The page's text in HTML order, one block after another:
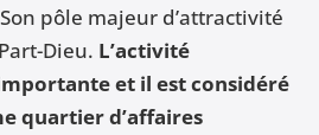
pôle majeur d’attractivité
Dieu. L’activité
et il est considéré
quartier d’affaires